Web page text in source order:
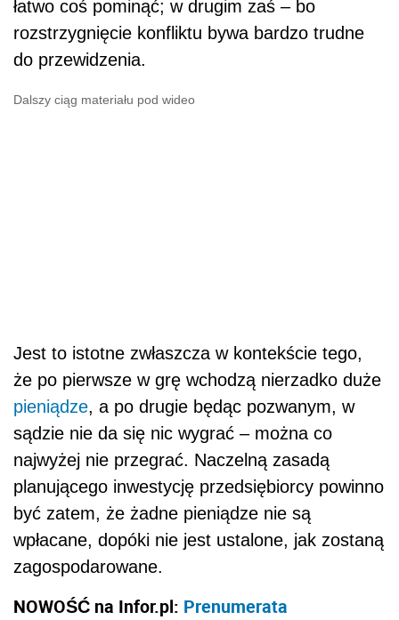
łatwo coś pominąć; w drugim zaś – bo
rozstrzygnięcie konfliktu bywa bardzo trudne
do przewidzenia.
Dalszy ciąg materiału pod wideo
Jest to istotne zwłaszcza w kontekście tego,
że po pierwsze w grę wchodzą nierzadko duże
pieniądze, a po drugie będąc pozwanym, w
sądzie nie da się nic wygrać – można co
najwyżej nie przegrać. Naczelną zasadą
planującego inwestycję przedsiębiorcy powinno
być zatem, że żadne pieniądze nie są
wpłacane, dopóki nie jest ustalone, jak zostaną
zagospodarowane.
NOWOŚĆ na Infor.pl: Prenumerata